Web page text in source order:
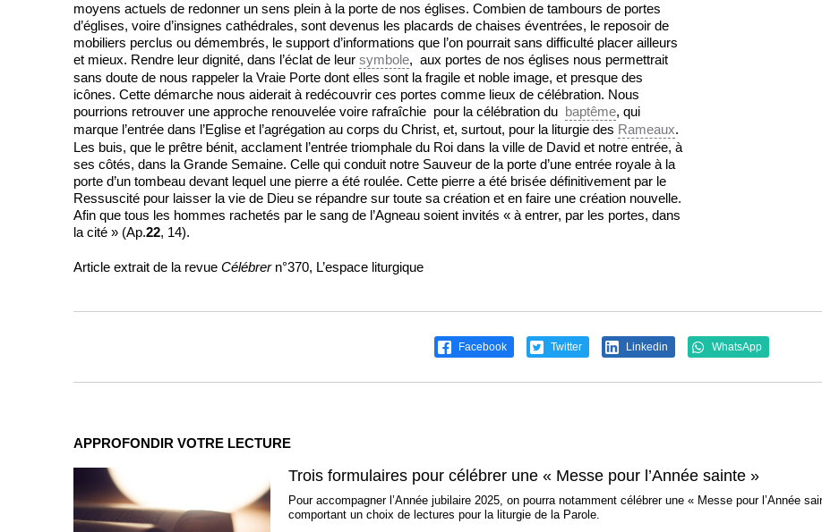
moyens actuels de redonner un sens plein à la porte de nos églises. Combien de tambours de portes
d’églises, voire d’insignes cathédrales, sont devenus les placards de chaises éventrées, le reposoir de
mobiliers perclus ou démembrés, le support d’informations que l’on pourrait sans difficulté placer ailleurs
et mieux. Rendre leur dignité, dans l’éclat de leur symbole, aux portes de nos églises nous permettrait
sans doute de nous rappeler la Vraie Porte dont elles sont la fragile et noble image, et presque des
icônes. Cette démarche nous aiderait à redécouvrir ces portes comme lieux de célébration. Nous
pourrions retrouver une approche renouvelée voire rafraîchie pour la célébration du baptême, qui
marque l’entrée dans l’Eglise et l’agrégation au corps du Christ, et, surtout, pour la liturgie des Rameaux.
Les buis, que le prêtre bénit, acclament l’entrée triomphale du Roi dans la ville de David et notre entrée, à
ses côtés, dans la Grande Semaine. Celle qui conduit notre Sauveur de la porte d’une entrée royale à la
porte d’un tombeau devant lequel une pierre a été roulée. Cette pierre a été brisée définitivement par le
Ressuscité pour laisser la vie de Dieu se répandre sur toute sa création et en faire une création nouvelle.
Afin que tous les hommes rachetés par le sang de l’Agneau soient invités « à entrer, par les portes, dans
la cité » (Ap.22, 14).
Article extrait de la revue Célébrern°370, L’espace liturgique
Facebook Twitter Linkedin WhatsApp
APPROFONDIR VOTRE LECTURE
Trois formulaires pour célébrer une « Messe pour l’Année sainte »
Pour accompagner l’Année jubilaire 2025, on pourra notamment célébrer une « Messe pour l’Année
comportant un choix de lectures pour la liturgie de la Parole.